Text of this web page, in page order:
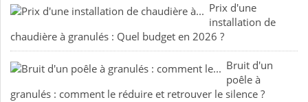
Prix d'une
installation de
chaudière à granulés : Quel budget en 2026 ?
Bruit d'un
poêle à
granulés : comment le réduire et retrouver le silence ?